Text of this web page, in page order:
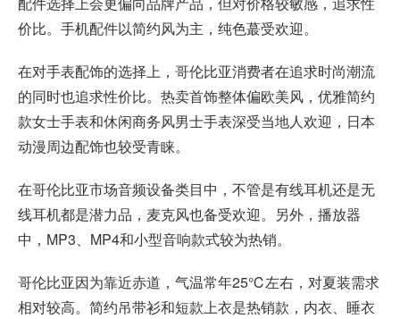
价比。手机配件以简约风为主，纯色蕞受欢迎。
在对手表配饰的选择上，哥伦比亚消费者在追求时尚潮流
的同时也追求性价比。热卖首饰整体偏欧美风，优雅简约
款女士手表和休闲商务风男士手表深受当地人欢迎，日本
动漫周边配饰也较受青睐。
在哥伦比亚市场音频设备类目中，不管是有线耳机还是无
线耳机都是潜力品，麦克风也备受欢迎。另外，播放器
中，MP3、MP4和小型音响款式较为热销。
哥伦比亚因为靠近赤道，气温常年25℃左右，对夏装需求
相对较高。简约吊带衫和短款上衣是热销款，内衣、睡衣